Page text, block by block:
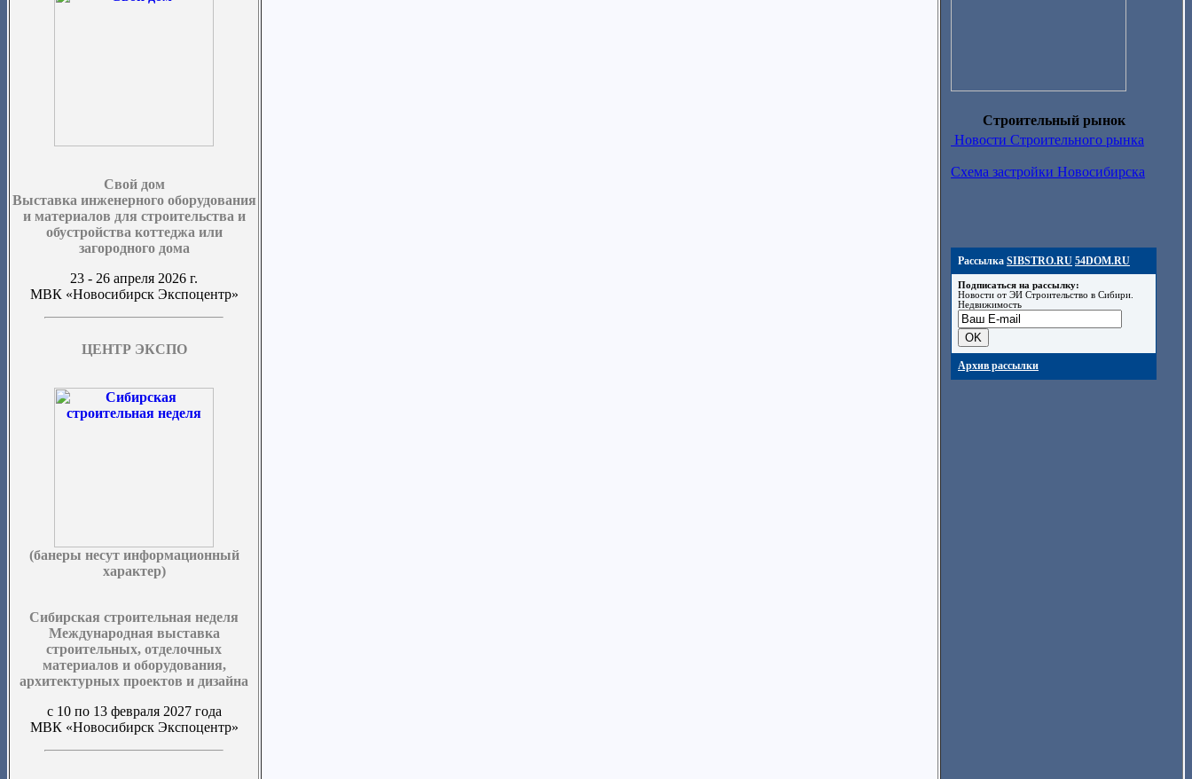
Свой дом
Выставка инженерного оборудования
и материалов для строительства и
обустройства коттеджа или
загородного дома
23 - 26 апреля 2026 г.
МВК «Новосибирск Экспоцентр»
ЦЕНТР ЭКСПО
(банеры несут информационный
характер)
Сибирская строительная неделя
Международная выставка
строительных, отделочных
материалов и оборудования,
архитектурных проектов и дизайна
с 10 по 13 февраля 2027 года
МВК «Новосибирск Экспоцентр»
Строительный рынок
Новости Строительного рынка
Схема застройки Новосибирска
Рассылка SIBSTRO.RU 54DOM.RU
Подписаться на рассылку:
Новости от ЭИ Строительство в Сибири.
Недвижимость
Архив рассылки